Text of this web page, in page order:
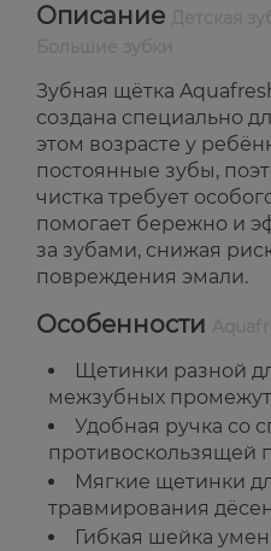
Описание
Зубная щётка
создана специально
этом возрасте у
постоянные зубы,
чистка требует
помогает бережно и
за зубами, снижая
повреждения эмали.
Особенности
Щетинки разной
межзубных
Удобная ручка со
противоскользящей
Мягкие щетинки
травмирования
Гибкая шейка